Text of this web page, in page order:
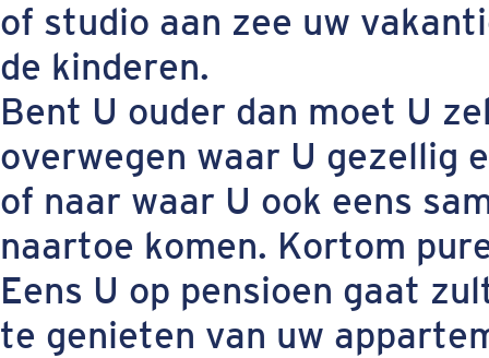
of studio aan zee uw
de kinderen.
Bent U ouder dan moet U
overwegen waar U gezellig
of naar waar U ook eens
naartoe komen. Kortom
Eens U op pensioen gaat
te genieten van uw